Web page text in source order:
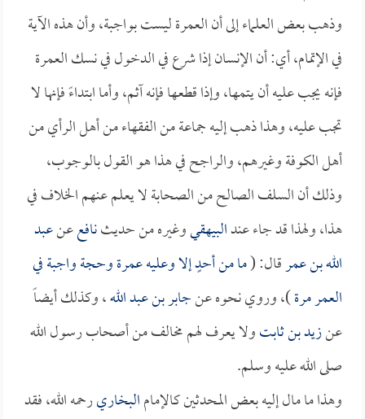
وذهب بعض العلماء إلى أن العمرة ليست بواجبة، وأن هذه الآية
في الإتمام، أي: أن الإنسان إذا شرع في الدخول في نسك العمرة
فإنه يجب عليه أن يتمها، وإذا قطعها فإنه آثم، وأما ابتداءً فإنها لا
تجب عليه، وهذا ذهب إليه جماعة من الفقهاء من أهل الرأي من
أهل الكوفة وغيرهم، والراجح في هذا هو القول بالوجوب،
وذلك أن السلف الصالح من الصحابة لا يعلم عنهم الخلاف في
هذا، ولهذا قد جاء عندالبيهقيوغيره من حديثنافععنعبد
الله بن عمرقال: (ما من أحدٍ إلا وعليه عمرة وحجة واجبة في
العمر مرة)، وروي نحوه عنجابر بن عبد الله، وكذلك أيضاً
عنزيد بن ثابتولا يعرف لهم مخالف من أصحاب رسول الله
صلى الله عليه وسلم.
وهذا ما مال إليه بعض المحدثين كالإمامالبخاريرحمه الله، فقد